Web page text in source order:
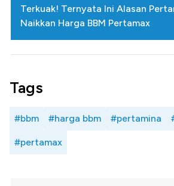
Terkuak! Ternyata Ini Alasan
Naikkan Harga BBM Pertamax
Tags
#bbm #harga bbm #pertamina
#pertamax